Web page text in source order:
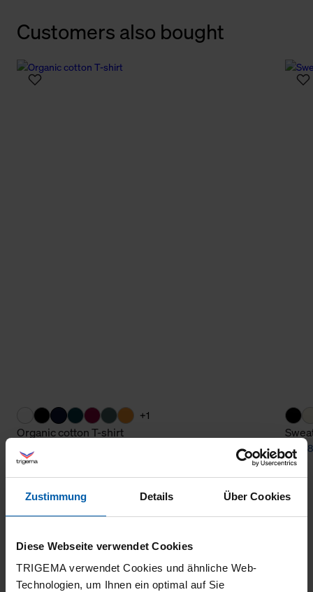
Zustimmung Details Über Cookies
Diese Webseite verwendet Cookies
TRIGEMA verwendet Cookies und ähnliche Web-
Technologien, um Ihnen ein optimal auf Sie
Customers also bought
+1
Organic cotton T-shirt
from